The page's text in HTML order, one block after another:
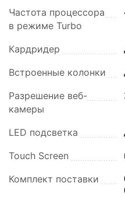
Частота процессора
в режиме Turbo
Кардридер
Встроенные колонки
Разрешение веб-
камеры
LED подсветка
Touch Screen
Комплект поставки